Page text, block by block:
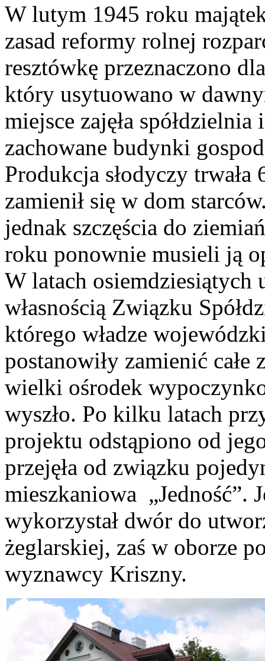
W lutym 1945 roku
zasad reformy rolnej
resztówkę przeznaczono
który usytuowano w
miejsce zajęła
zachowane budynki
Produkcja słodyczy
zamienił się w dom
jednak szczęścia do
roku ponownie musieli ją
W latach osiemdziesiątych
własnością Związku
którego władze
postanowiły zamienić całe
wielki ośrodek
wyszło. Po kilku latach
projektu odstąpiono od
przejęła od związku
mieszkaniowa „Jedność”.
wykorzystał dwór do
żeglarskiej, zaś w oborze
wyznawcy Kriszny.